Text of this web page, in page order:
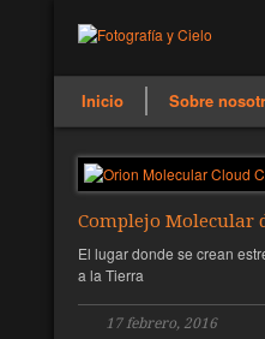
Inicio Sobre
Complejo Molecular
El lugar donde se crean
a la Tierra
17 febrero, 2016